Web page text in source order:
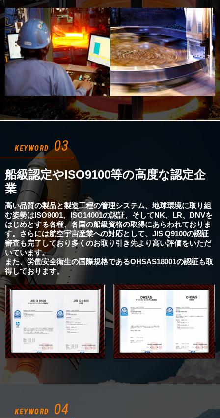
KEYWORD 03
船級認定やISO9100等の高度な認定企
業
高い品質の製品と製造工程の管理システム、地球環境に取り組
む姿勢はISO9001、ISO14001の認証、そしてNK、LR、DNVを
はじめとする各種、各国の船級資格の取得にあらわれておりま
す。さらには航空宇宙産業への対応として、JIS Q9100の認証
審査も完了しており多くのお取り引き先より高い評価をいただ
いています。
また、労働安全衛生の国際規格であるOHSAS18001の認証も取
得しております。
KEYWORD 04